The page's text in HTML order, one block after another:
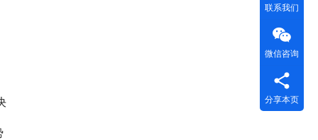
联系我们
微信咨询
分享本页